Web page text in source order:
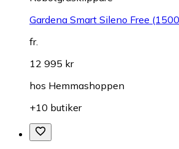
Gardena Smart Sileno Free
fr.
12 995 kr
hos Hemmashoppen
+10 butiker